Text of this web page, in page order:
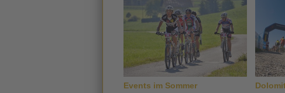
Events im Sommer